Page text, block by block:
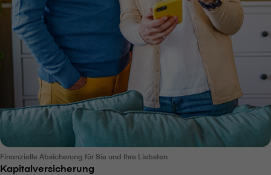
Finanzielle Absicherung für Sie und Ihre Liebsten
Kapitalversicherung